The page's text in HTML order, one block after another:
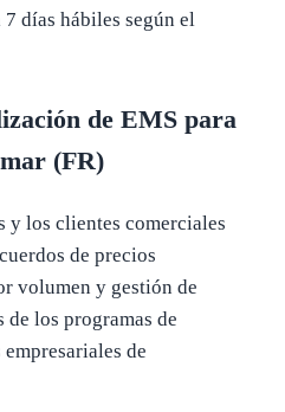
7 días hábiles según el
de EMS para
(FR)
y los clientes comerciales
de precios
volumen y gestión de
de los programas de
de